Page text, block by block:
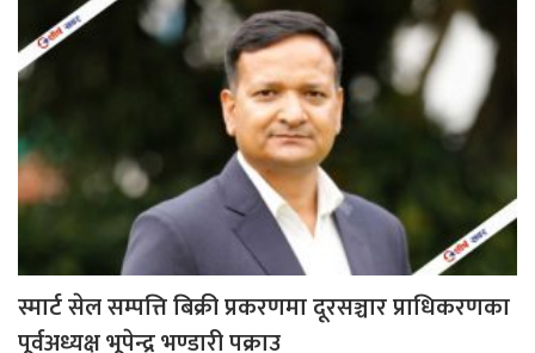
स्मार्ट सेल सम्पत्ति बिक्री प्रकरणमा दूरसञ्चार प्राधिकरणका
पूर्वअध्यक्ष भूपेन्द्र भण्डारी पक्राउ